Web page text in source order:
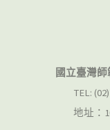
國立臺灣師
TEL:
地址：